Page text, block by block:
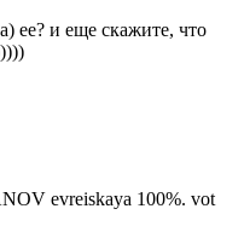
ее? и еще скажите, что
evreiskaya 100%. vot